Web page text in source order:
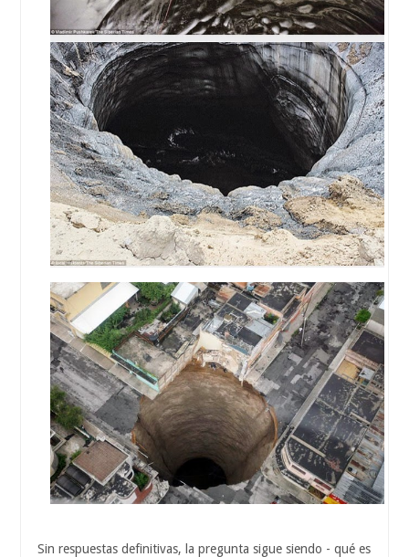
Sin respuestas definitivas, la pregunta sigue siendo - qué es